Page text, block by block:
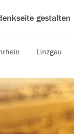
gestalten
Linzgau